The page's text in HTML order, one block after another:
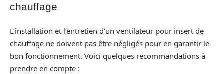
chauffage
L’installation et l’entretien d’un ventilateur pour insert de
chauffage ne doivent pas être négligés pour en garantir le
bon fonctionnement. Voici quelques recommandations à
prendre en compte :